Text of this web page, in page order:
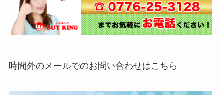
時間外のメールでのお問い合わせはこちら